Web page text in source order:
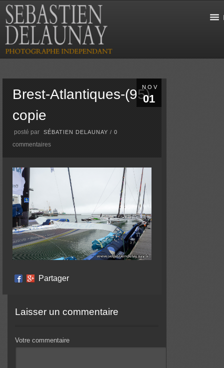
NOV
01
Brest-Atlantiques-(95)
copie
posté par SÉBATIEN DELAUNAY /0
commentaires
Partager
Laisser un commentaire
Votre commentaire